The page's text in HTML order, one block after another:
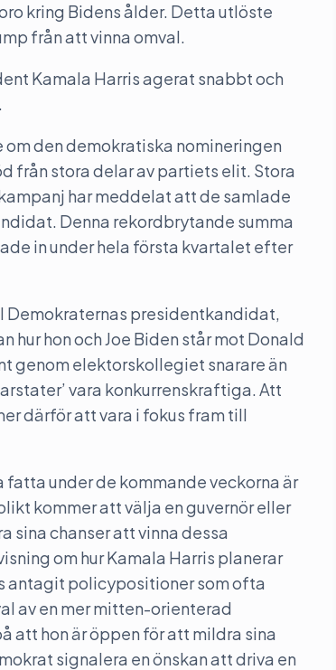
kring Bidens ålder. Detta utlöste
från att vinna omval.
Kamala Harris agerat snabbt och
den demokratiska nomineringen
från stora delar av partiets elit. Stora
har meddelat att de samlade
Denna rekordbrytande summa
in under hela första kvartalet efter
Demokraternas presidentkandidat,
hon och Joe Biden står mot Donald
genom elektorskollegiet snarare än
vara konkurrenskraftiga. Att
därför att vara i fokus fram till
under de kommande veckorna är
kommer att välja en guvernör eller
sina chanser att vinna dessa
om hur Kamala Harris planerar
antagit policypositioner som ofta
av en mer mitten-orienterad
att hon är öppen för att mildra sina
signalera en önskan att driva en